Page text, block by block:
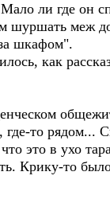
ли где он
шуршать меж
шкафом".
как
то рядом...
это в ухо
Крику-то